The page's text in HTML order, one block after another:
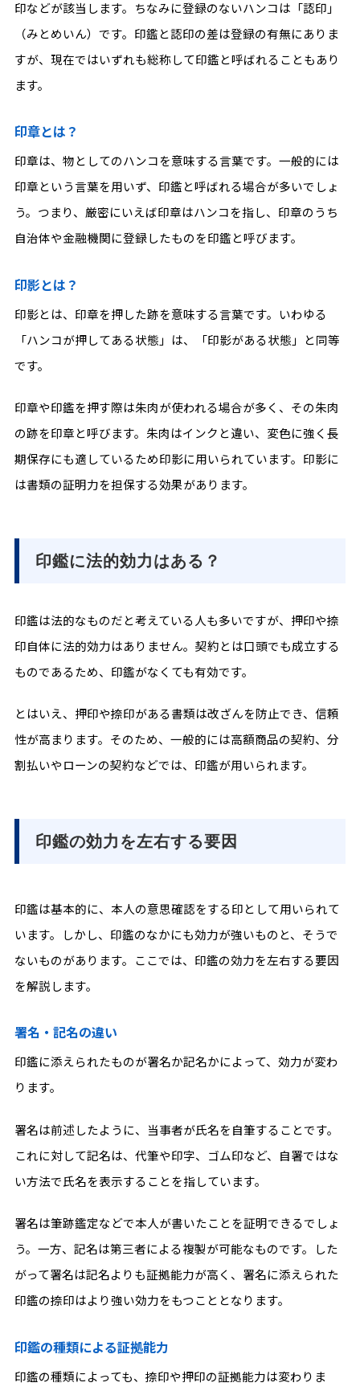
印などが該当します。ちなみに登録のないハンコは「認印」
（みとめいん）です。印鑑と認印の差は登録の有無にありま
すが、現在ではいずれも総称して印鑑と呼ばれることもあり
ます。
印章とは？
印章は、物としてのハンコを意味する言葉です。一般的には
印章という言葉を用いず、印鑑と呼ばれる場合が多いでしょ
う。つまり、厳密にいえば印章はハンコを指し、印章のうち
自治体や金融機関に登録したものを印鑑と呼びます。
印影とは？
印影とは、印章を押した跡を意味する言葉です。いわゆる
「ハンコが押してある状態」は、「印影がある状態」と同等
です。
印章や印鑑を押す際は朱肉が使われる場合が多く、その朱肉
の跡を印章と呼びます。朱肉はインクと違い、変色に強く長
期保存にも適しているため印影に用いられています。印影に
は書類の証明力を担保する効果があります。
印鑑に法的効力はある？
印鑑は法的なものだと考えている人も多いですが、押印や捺
印自体に法的効力はありません。契約とは口頭でも成立する
ものであるため、印鑑がなくても有効です。
とはいえ、押印や捺印がある書類は改ざんを防止でき、信頼
性が高まります。そのため、一般的には高額商品の契約、分
割払いやローンの契約などでは、印鑑が用いられます。
印鑑の効力を左右する要因
印鑑は基本的に、本人の意思確認をする印として用いられて
います。しかし、印鑑のなかにも効力が強いものと、そうで
ないものがあります。ここでは、印鑑の効力を左右する要因
を解説します。
署名・記名の違い
印鑑に添えられたものが署名か記名かによって、効力が変わ
ります。
署名は前述したように、当事者が氏名を自筆することです。
これに対して記名は、代筆や印字、ゴム印など、自署ではな
い方法で氏名を表示することを指しています。
署名は筆跡鑑定などで本人が書いたことを証明できるでしょ
う。一方、記名は第三者による複製が可能なものです。した
がって署名は記名よりも証拠能力が高く、署名に添えられた
印鑑の捺印はより強い効力をもつこととなります。
印鑑の種類による証拠能力
印鑑の種類によっても、捺印や押印の証拠能力は変わりま